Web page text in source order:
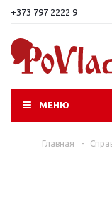
+373 797 2222 9
МЕНЮ
Главная -